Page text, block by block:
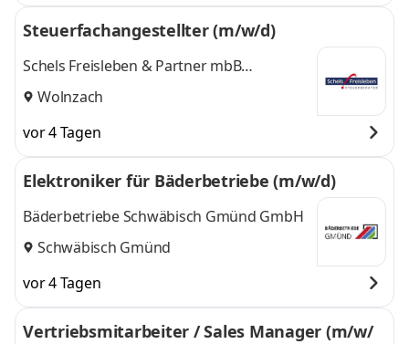
Steuerfachangestellter (m/w/d)
Schels Freisleben & Partner mbB
Steuerberater
Wolnzach
vor 4 Tagen
Elektroniker für Bäderbetriebe (m/w/d)
Bäderbetriebe Schwäbisch Gmünd GmbH
Schwäbisch Gmünd
vor 4 Tagen
Vertriebsmitarbeiter / Sales Manager (m/w/